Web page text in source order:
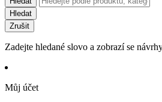
Hledat
Zrušit
Zadejte hledané slovo a zobrazí se
Můj účet